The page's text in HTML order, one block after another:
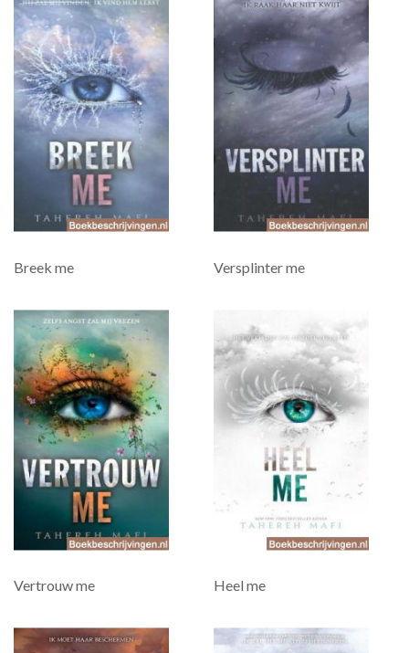
Breek me Versplinter me
Vertrouw me Heel me